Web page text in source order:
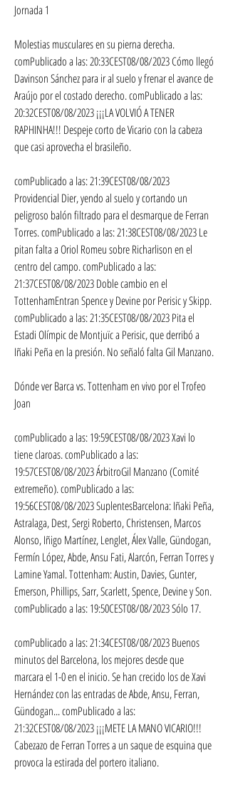
Jornada 1
Molestias musculares en su pierna derecha.
comPublicado a las: 20:33CEST08/08/2023 Cómo llegó
Davinson Sánchez para ir al suelo y frenar el avance de
Araújo por el costado derecho. comPublicado a las:
20:32CEST08/08/2023 ¡¡¡LA VOLVIÓ A TENER
RAPHINHA!!! Despeje corto de Vicario con la cabeza
que casi aprovecha el brasileño.
comPublicado a las: 21:39CEST08/08/2023
Providencial Dier, yendo al suelo y cortando un
peligroso balón filtrado para el desmarque de Ferran
Torres. comPublicado a las: 21:38CEST08/08/2023 Le
pitan falta a Oriol Romeu sobre Richarlison en el
centro del campo. comPublicado a las:
21:37CEST08/08/2023 Doble cambio en el
TottenhamEntran Spence y Devine por Perisic y Skipp.
comPublicado a las: 21:35CEST08/08/2023 Pita el
Estadi Olímpic de Montjuïc a Perisic, que derribó a
Iñaki Peña en la presión. No señaló falta Gil Manzano.
Dónde ver Barca vs. Tottenham en vivo por el Trofeo
Joan
comPublicado a las: 19:59CEST08/08/2023 Xavi lo
tiene claroas. comPublicado a las:
19:57CEST08/08/2023 ÁrbitroGil Manzano (Comité
extremeño). comPublicado a las:
19:56CEST08/08/2023 SuplentesBarcelona: Iñaki Peña,
Astralaga, Dest, Sergi Roberto, Christensen, Marcos
Alonso, Iñigo Martínez, Lenglet, Álex Valle, Gündogan,
Fermín López, Abde, Ansu Fati, Alarcón, Ferran Torres y
Lamine Yamal. Tottenham: Austin, Davies, Gunter,
Emerson, Phillips, Sarr, Scarlett, Spence, Devine y Son.
comPublicado a las: 19:50CEST08/08/2023 Sólo 17.
comPublicado a las: 21:34CEST08/08/2023 Buenos
minutos del Barcelona, los mejores desde que
marcara el 1-0 en el inicio. Se han crecido los de Xavi
Hernández con las entradas de Abde, Ansu, Ferran,
Gündogan... comPublicado a las:
21:32CEST08/08/2023 ¡¡¡METE LA MANO VICARIO!!!
Cabezazo de Ferran Torres a un saque de esquina que
provoca la estirada del portero italiano.